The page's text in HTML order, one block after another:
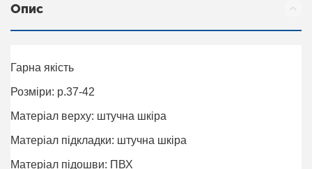
Опис
Гарна якість
Розміри: р.37-42
Матеріал верху: штучна шкіра
Матеріал підкладки: штучна шкіра
Матеріал підошви: ПВХ